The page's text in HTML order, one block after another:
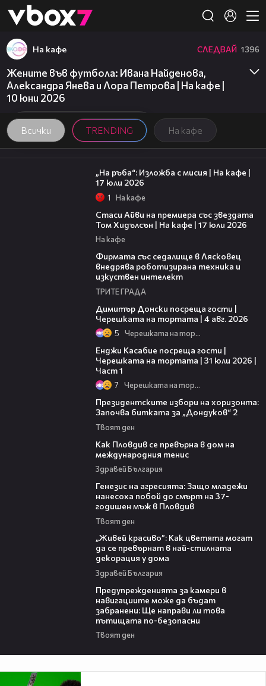
👾
Всички TRENDING На кафе
На кафе СЛЕДВАЙ 1396
Жените във футбола: Ивана Найденова,
Александра Янева и Лора Петрова | На кафе |
10 юни 2026
09:09
„На ръба“: Изложба с мисия | На кафе |
17 юли 2026
1 На кафе
Стаси Айви на премиера със звездата
Том Хидълсън | На кафе | 17 юли 2026
На кафе
Фирмата със седалище в Лясковец
внедрява роботизирана техника и
изкуствен интелект
ТРИТЕ ГРАДА
Димитър Донски посреща гости |
Черешката на тортата | 4 авг. 2026
5 Черешката на тортата
Енджи Касабие посреща гости |
Черешката на тортата | 31 юли 2026 |
Част 1
7 Черешката на тортата
Президентските избори на хоризонта:
Започва битката за „Дондуков“ 2
Твоят ден
Как Пловдив се превърна в дом на
международния тенис
Здравей България
Генезис на агресията: Защо младежи
нанесоха побой до смърт на 37-
годишен мъж в Пловдив
Твоят ден
„Живей красиво”: Как цветята могат
да се превърнат в най-стилната
декорация у дома
Здравей България
Предупрежденията за камери в
навигациите може да бъдат
забранени: Ще направи ли това
пътищата по-безопасни
Твоят ден